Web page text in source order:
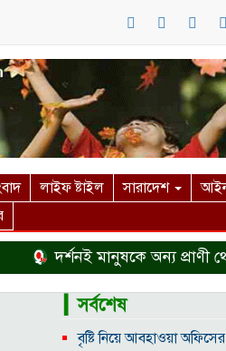
লাইফ ষ্টাইল সারাদেশ
দর্শনই মানুষকে অন্য প্রাণী
▎সর্বশেষ
বৃষ্টি নিয়ে আবহাওয়া